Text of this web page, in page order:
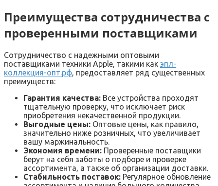
Преимущества сотрудничества с
проверенными поставщиками
Сотрудничество с надежными оптовыми
поставщиками техники Apple, такими как эпл-
коллекция-опт.рф, предоставляет ряд существенных
преимуществ:
Гарантия качества: Все устройства проходят
тщательную проверку, что исключает риск
приобретения некачественной продукции.
Выгодные цены: Оптовые цены, как правило,
значительно ниже розничных, что увеличивает
вашу маржинальность.
Экономия времени: Проверенные поставщики
берут на себя заботы о подборе и проверке
ассортимента, а также об организации доставки.
Стабильность поставок: Регулярное обновление